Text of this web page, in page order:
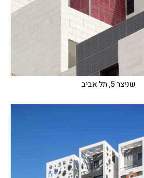
שניצר 5, תל אביב